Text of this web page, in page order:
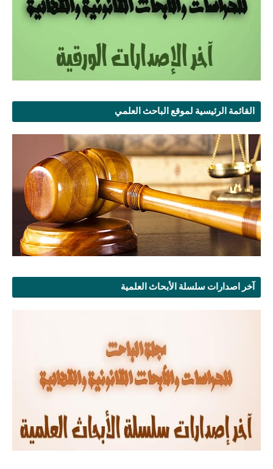
القائمة الرئيسية لموقع الباحث العلمي
آخر اصدارات سلسلة الأبحاث العلمية